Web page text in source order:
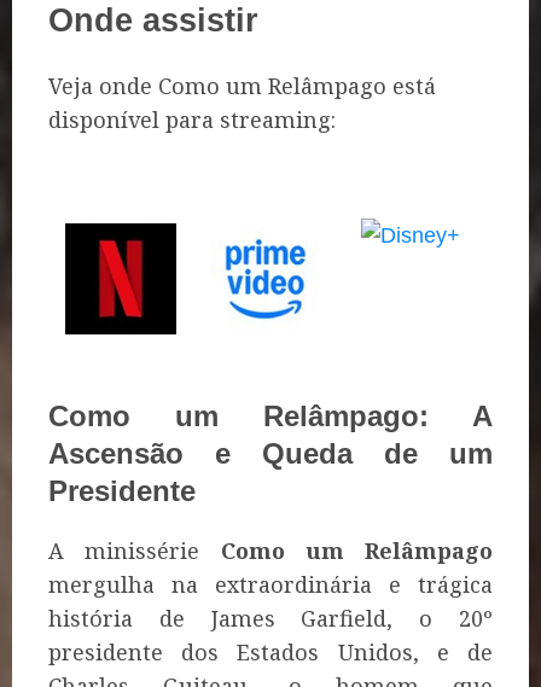
Onde assistir
Veja onde Como um Relâmpago está
disponível para streaming:
Como um Relâmpago: A
Ascensão e Queda de um
Presidente
A minissérie Como um Relâmpago
mergulha na extraordinária e trágica
história de James Garfield, o 20º
presidente dos Estados Unidos, e de